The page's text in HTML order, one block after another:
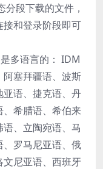
段下载的文件，
和登录阶段即可
多语言的： IDM
塞拜疆语、波斯
亚语、捷克语、丹
希腊语、希伯来
、立陶宛语、马
罗马尼亚语、俄
尼亚语、西班牙